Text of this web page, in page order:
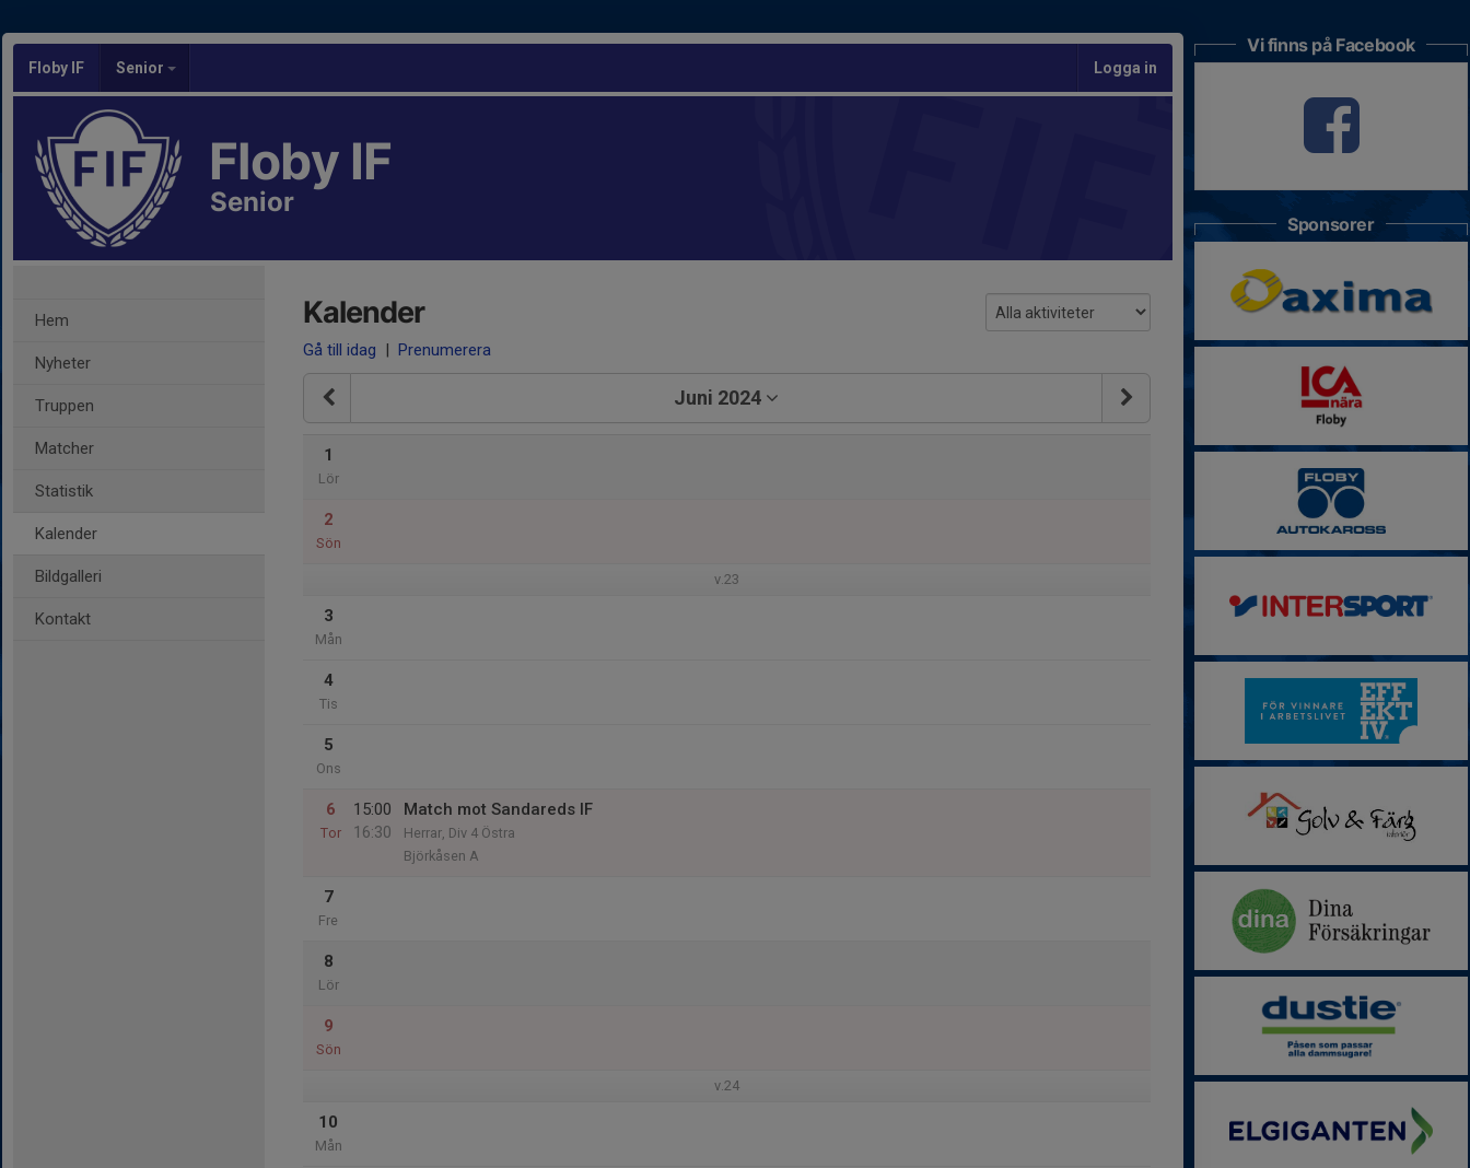
Floby IF Senior Logga in
Floby IF
Senior
Hem
Nyheter
Truppen
Matcher
Statistik
Kalender
Bildgalleri
Kontakt
Kalender
Gå till idag | Prenumerera
Juni 2024
1
Lör
2
Sön
v.23
3
Mån
4
Tis
5
Ons
6
Tor
15:00
16:30
Match mot Sandareds IF
Herrar, Div 4 Östra
Björkåsen A
7
Fre
8
Lör
9
Sön
v.24
10
Mån
Vi finns på Facebook
Sponsorer